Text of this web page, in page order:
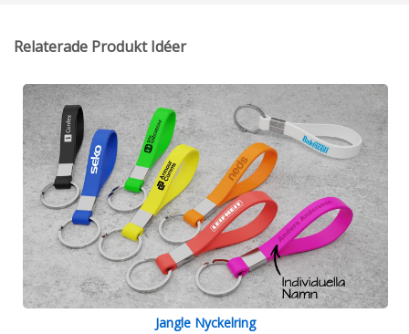
Relaterade Produkt Idéer
Jangle Nyckelring